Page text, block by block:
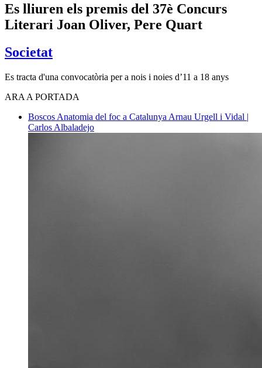
Es lliuren els premis del 37è Concurs
Literari Joan Oliver, Pere Quart
Societat
Es tracta d'una convocatòria per a nois i noies d’11 a 18 anys
ARA A PORTADA
Boscos Anatomia del foc a Catalunya Arnau Urgell i Vidal |
Carlos Albaladejo